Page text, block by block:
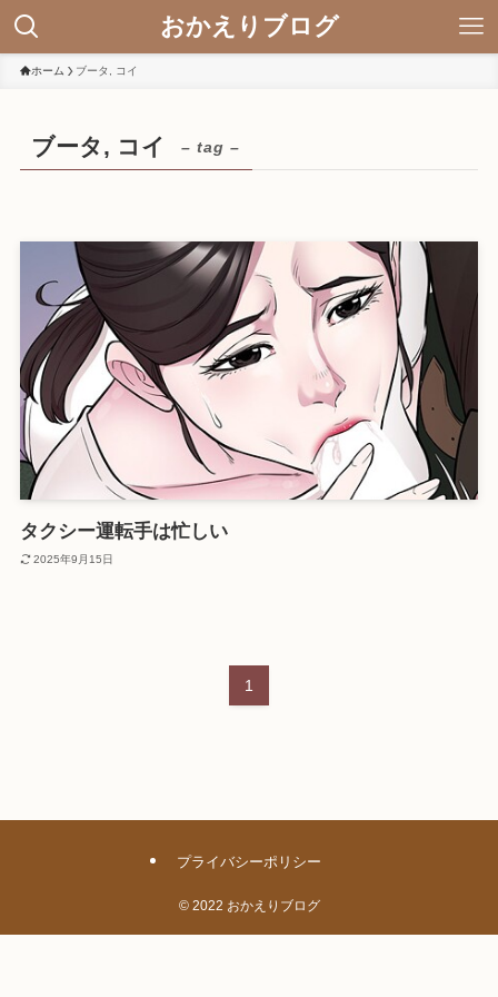
おかえりブログ
ホーム ブータ, コイ
ブータ, コイ – tag –
タクシー運転手は忙しい
2025年9月15日
1
プライバシーポリシー
©2022 おかえりブログ